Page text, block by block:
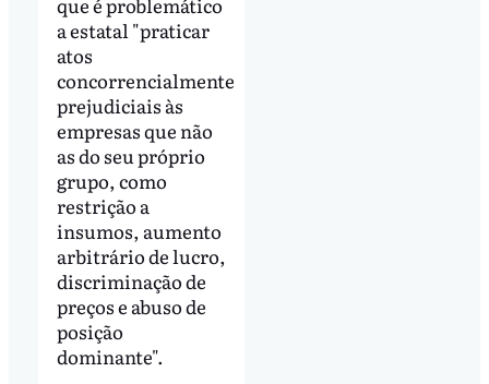
a estatal "praticar
atos
concorrencialmente
prejudiciais às
empresas que não
as do seu próprio
grupo, como
restrição a
insumos, aumento
arbitrário de lucro,
discriminação de
preços e abuso de
posição
dominante".